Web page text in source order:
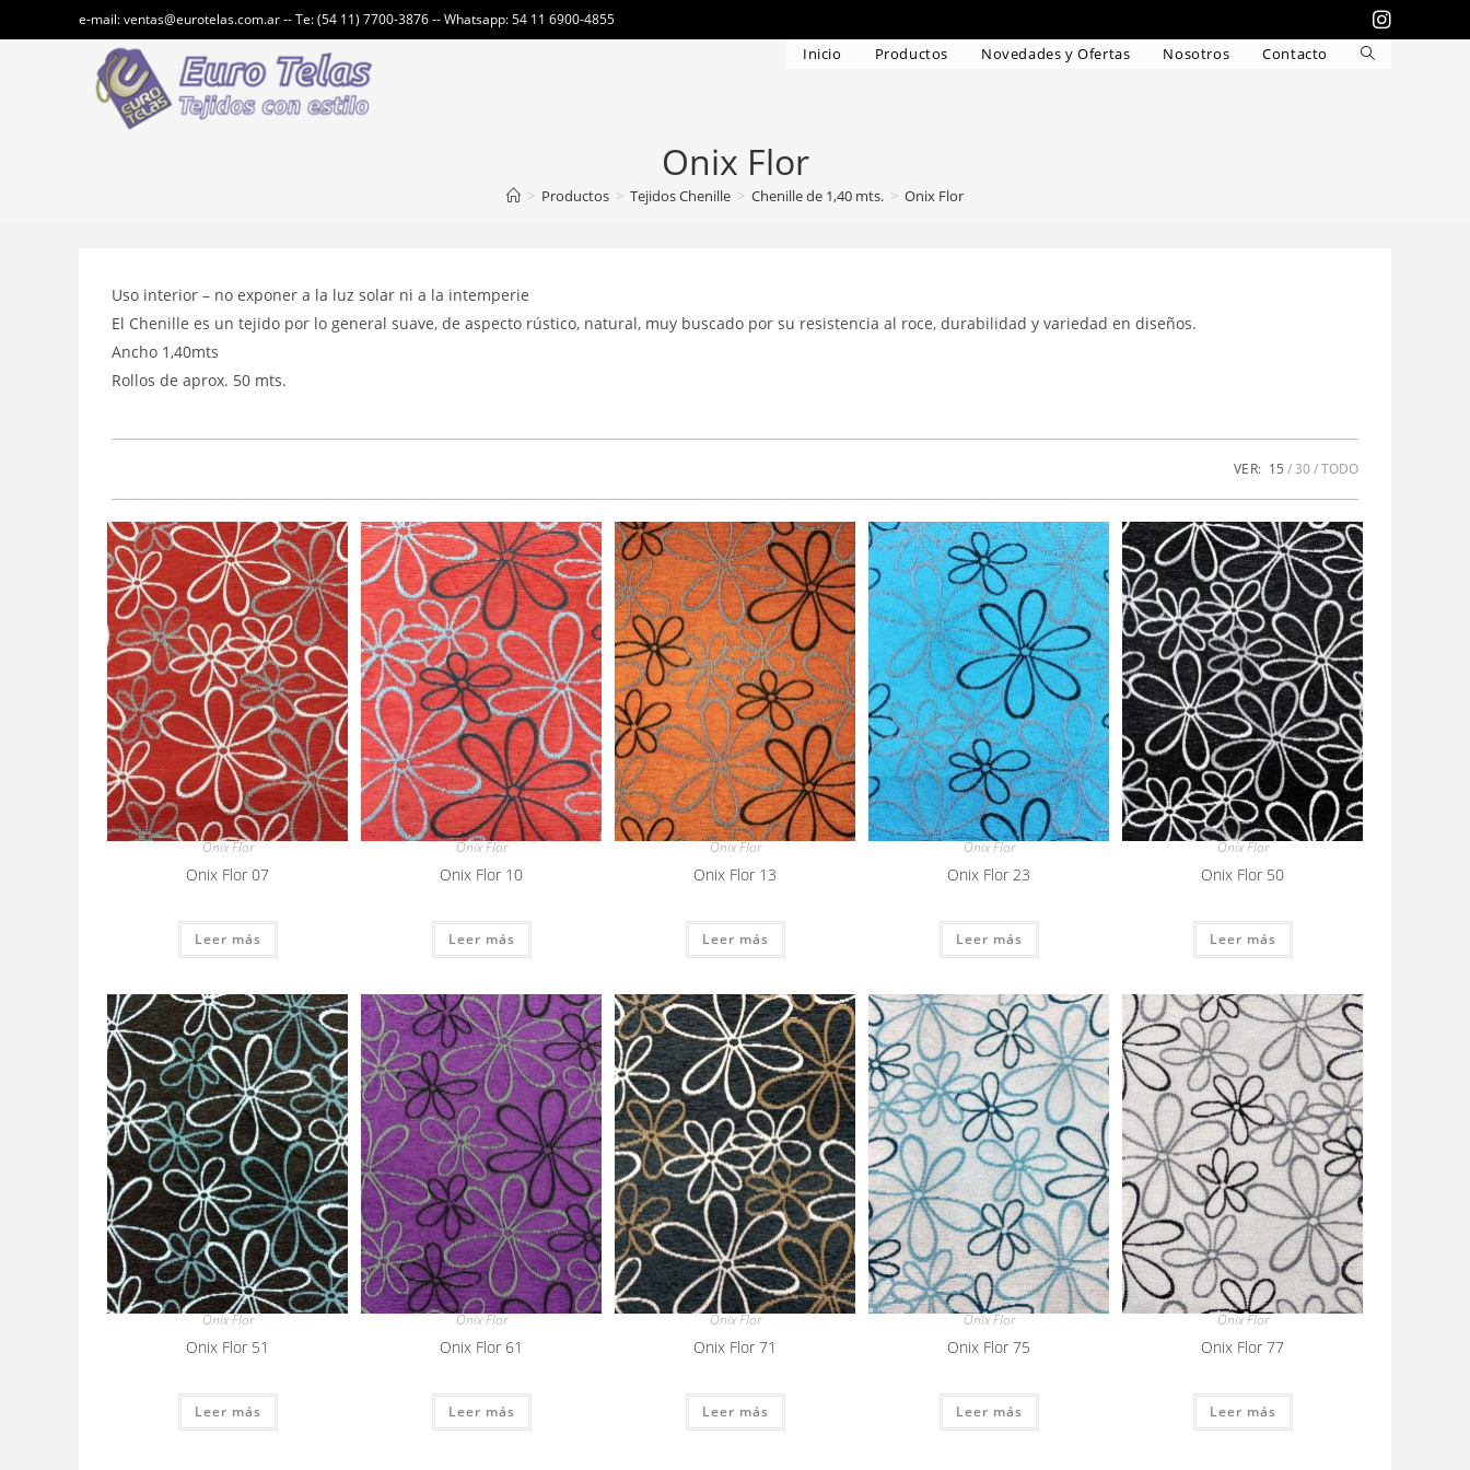
al
e-mail: ventas@eurotelas.com.ar -- Te: (54 11) 7700-3876 -- Whatsapp: 54 11 6900-4855
Inicio Productos Novedades y Ofertas Nosotros Contacto
Alternar
Onix Flor
> Productos > Tejidos Chenille > Chenille de 1,40 mts. > Onix Flor
Uso interior – no exponer a la luz solar ni a la intemperie
El Chenille es un tejido por lo general suave, de aspecto rústico, natural, muy buscado por su resistencia al roce, durabilidad y variedad en diseños.
Ancho 1,40mts
Rollos de aprox. 50 mts.
VER: 15 30 TODO
Onix Flor
Onix Flor 07
Leer más
Onix Flor
Onix Flor 10
Leer más
Onix Flor
Onix Flor 13
Leer más
Onix Flor
Onix Flor 23
Leer más
Onix Flor
Onix Flor 50
Leer más
Onix Flor
Onix Flor 51
Leer más
Onix Flor
Onix Flor 61
Leer más
Onix Flor
Onix Flor 71
Leer más
Onix Flor
Onix Flor 75
Leer más
Onix Flor
Onix Flor 77
Leer más